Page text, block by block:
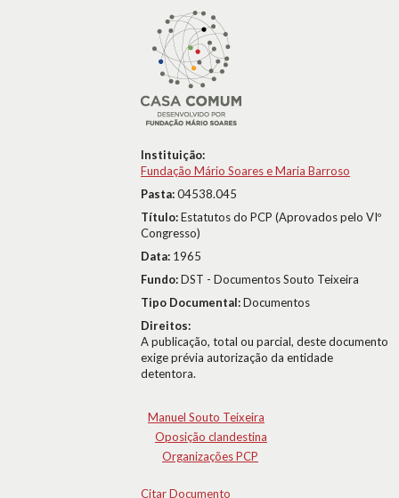
Instituição:
Fundação Mário Soares e Maria Barroso
Pasta:04538.045
Título:Estatutos do PCP (Aprovados pelo VIº
Congresso)
Data: 1965
Fundo:DST - Documentos Souto Teixeira
Tipo Documental:Documentos
Direitos:
A publicação, total ou parcial, deste documento
exige prévia autorização da entidade
detentora.
Manuel Souto Teixeira
Oposição clandestina
Organizações PCP
Citar Documento